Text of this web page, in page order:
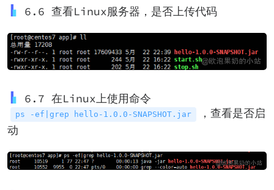
6.6 查看Linux服务器，是否上传代码
6.7 在Linux上使用命令
ps -ef|grep hello-1.0.0-SNAPSHOT.jar
，查看是否启
动